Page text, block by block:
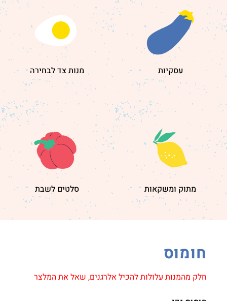
עסקיות מנות צד לבחירה
מתוק ומשקאות סלטים לשבת
חומוס
חלק מהמנות עלולות להכיל אלרגנים, שאל את המלצר